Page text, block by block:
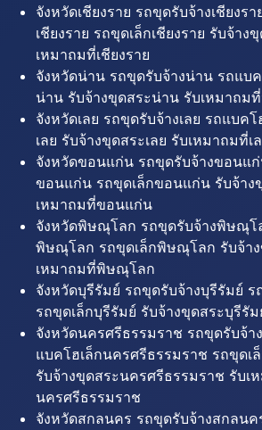
จังหวัดเชียงราย รถขุดรับจ้างเชียงร
เชียงราย รถขุดเล็กเชียงราย รับจ้าง
เหมาถมที่เชียงราย
จังหวัดน่าน รถขุดรับจ้างน่าน รถแบ
น่าน รับจ้างขุดสระน่าน รับเหมาถม
จังหวัดเลย รถขุดรับจ้างเลย รถแบคโ
เลย รับจ้างขุดสระเลย รับเหมาถมที่เ
จังหวัดขอนแก่น รถขุดรับจ้างขอนแ
ขอนแก่น รถขุดเล็กขอนแก่น รับจ้าง
เหมาถมที่ขอนแก่น
จังหวัดพิษณุโลก รถขุดรับจ้างพิษณุโ
พิษณุโลก รถขุดเล็กพิษณุโลก รับจ้า
เหมาถมที่พิษณุโลก
จังหวัดบุรีรัมย์ รถขุดรับจ้างบุรีรัมย์ ร
รถขุดเล็กบุรีรัมย์ รับจ้างขุดสระบุรีรั
จังหวัดนครศรีธรรมราช รถขุดรับจ้า
แบคโฮเล็กนครศรีธรรมราช รถขุดเ
รับจ้างขุดสระนครศรีธรรมราช รับเ
นครศรีธรรมราช
จังหวัดสกลนคร รถขุดรับจ้างสกลนค